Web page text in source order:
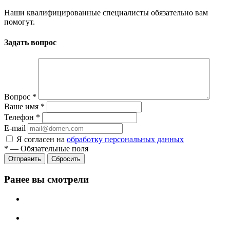
Наши квалифицированные специалисты обязательно вам
помогут.
Задать вопрос
Вопрос *
Ваше имя *
Телефон *
E-mail
Я согласен на обработку персональных данных
* — Обязательные поля
Сбросить
Ранее вы смотрели